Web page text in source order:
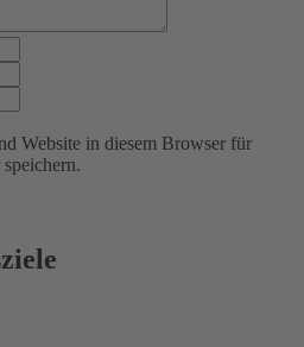
Website in diesem Browser für